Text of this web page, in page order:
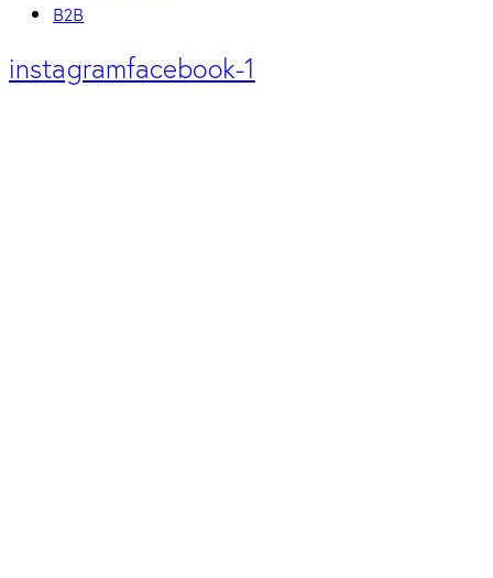
B2B
instagramfacebook-1